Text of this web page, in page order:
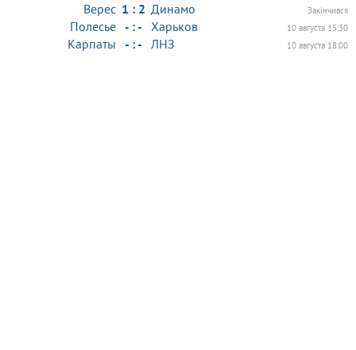
Верес Динамо
1 : 2 Закінчився
Полесье Харьков
- : - 10 августа 15:30
Карпаты ЛНЗ
- : - 10 августа 18:00